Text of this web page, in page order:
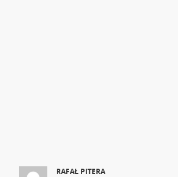
RAFAŁ PITERA